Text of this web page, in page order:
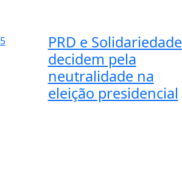
5
PRD e Solidariedade
decidem pela
neutralidade na
eleição presidencial